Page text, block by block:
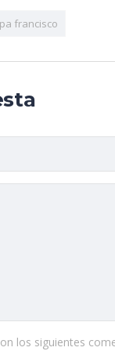
francisco
los siguientes